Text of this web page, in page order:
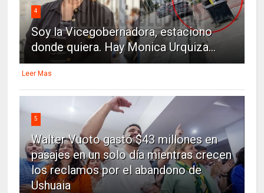
4
Soy la Vicegobernadora, estaciono
donde quiera. Hay Monica Urquiza...
Leer Mas
5
Walter Vuoto gastó $43 millones en
pasajes en un solo día mientras crecen
los reclamos por el abandono de
Ushuaia